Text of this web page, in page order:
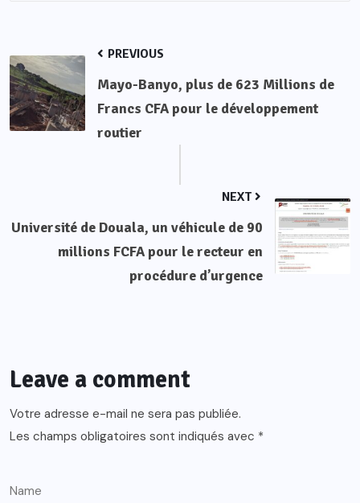
PREVIOUS
Mayo-Banyo, plus de 623 Millions de
Francs CFA pour le développement
routier
NEXT
Université de Douala, un véhicule de 90
millions FCFA pour le recteur en
procédure d’urgence
Leave a comment
Votre adresse e-mail ne sera pas publiée.
Les champs obligatoires sont indiqués avec *